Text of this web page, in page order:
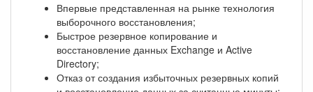
Впервые представленная на рынке технология
выборочного восстановления;
Быстрое резервное копирование и
восстановление данных Exchange и Active
Directory;
Отказ от создания избыточных резервных копий